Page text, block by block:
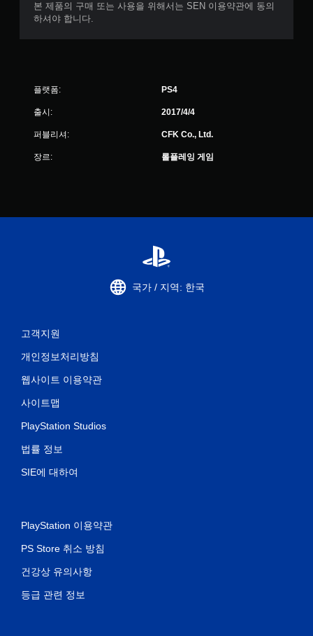
본 제품의 구매 또는 사용을 위해서는 SEN 이용약관에 동의
하셔야 합니다.
플랫폼: PS4
출시: 2017/4/4
퍼블리셔: CFK Co., Ltd.
장르: 롤플레잉 게임
국가 / 지역: 한국
고객지원
개인정보처리방침
웹사이트 이용약관
사이트맵
PlayStation Studios
법률 정보
SIE에 대하여
PlayStation 이용약관
PS Store 취소 방침
건강상 유의사항
등급 관련 정보